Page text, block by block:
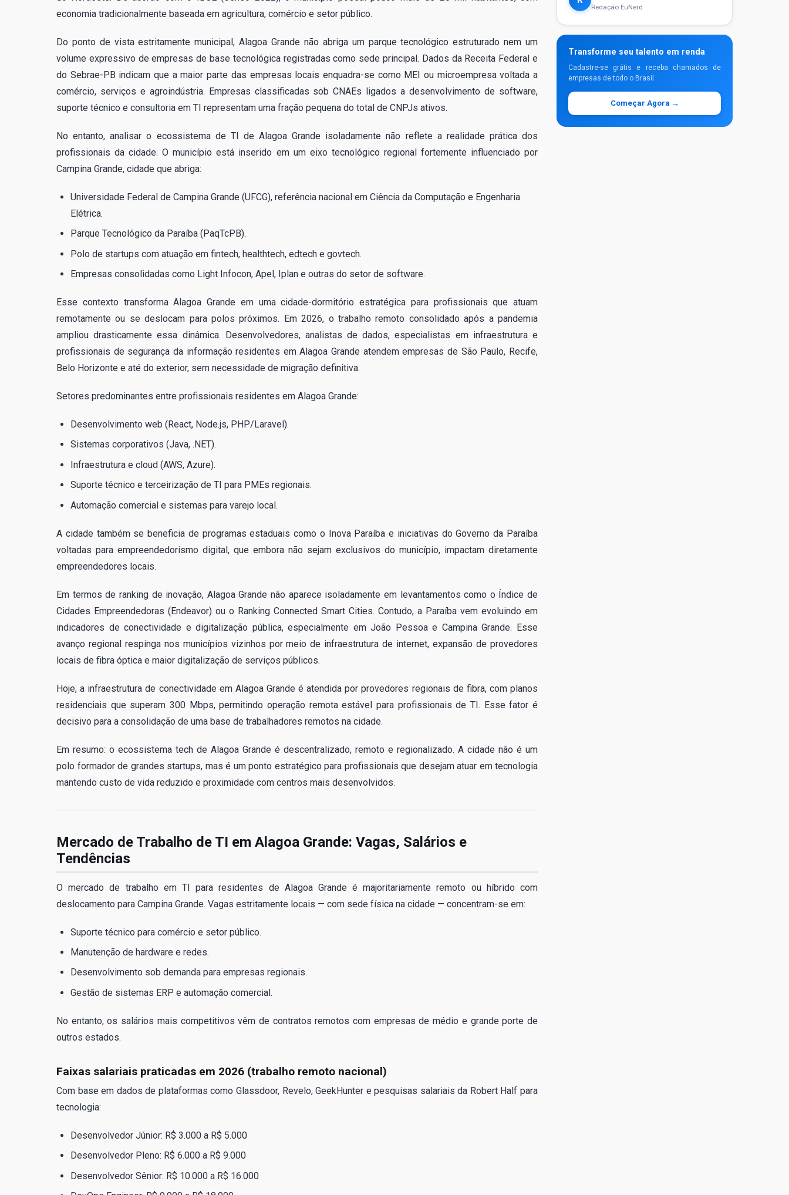
economia tradicionalmente baseada em agricultura, comércio e setor público.
Do ponto de vista estritamente municipal, Alagoa Grande não abriga um parque tecnológico estruturado nem um
volume expressivo de empresas de base tecnológica registradas como sede principal. Dados da Receita Federal e
do Sebrae-PB indicam que a maior parte das empresas locais enquadra-se como MEI ou microempresa voltada a
comércio, serviços e agroindústria. Empresas classificadas sob CNAEs ligados a desenvolvimento de software,
suporte técnico e consultoria em TI representam uma fração pequena do total de CNPJs ativos.
No entanto, analisar o ecossistema de TI de Alagoa Grande isoladamente não reflete a realidade prática dos
profissionais da cidade. O município está inserido em um eixo tecnológico regional fortemente influenciado por
Campina Grande, cidade que abriga:
Universidade Federal de Campina Grande (UFCG), referência nacional em Ciência da Computação e Engenharia
Elétrica.
Parque Tecnológico da Paraíba (PaqTcPB).
Polo de startups com atuação em fintech, healthtech, edtech e govtech.
Empresas consolidadas como Light Infocon, Apel, Iplan e outras do setor de software.
Esse contexto transforma Alagoa Grande em uma cidade-dormitório estratégica para profissionais que atuam
remotamente ou se deslocam para polos próximos. Em 2026, o trabalho remoto consolidado após a pandemia
ampliou drasticamente essa dinâmica. Desenvolvedores, analistas de dados, especialistas em infraestrutura e
profissionais de segurança da informação residentes em Alagoa Grande atendem empresas de São Paulo, Recife,
Belo Horizonte e até do exterior, sem necessidade de migração definitiva.
Setores predominantes entre profissionais residentes em Alagoa Grande:
Desenvolvimento web (React, Node.js, PHP/Laravel).
Sistemas corporativos (Java, .NET).
Infraestrutura e cloud (AWS, Azure).
Suporte técnico e terceirização de TI para PMEs regionais.
Automação comercial e sistemas para varejo local.
A cidade também se beneficia de programas estaduais como o Inova Paraíba e iniciativas do Governo da Paraíba
voltadas para empreendedorismo digital, que embora não sejam exclusivos do município, impactam diretamente
empreendedores locais.
Em termos de ranking de inovação, Alagoa Grande não aparece isoladamente em levantamentos como o Índice de
Cidades Empreendedoras (Endeavor) ou o Ranking Connected Smart Cities. Contudo, a Paraíba vem evoluindo em
indicadores de conectividade e digitalização pública, especialmente em João Pessoa e Campina Grande. Esse
avanço regional respinga nos municípios vizinhos por meio de infraestrutura de internet, expansão de provedores
locais de fibra óptica e maior digitalização de serviços públicos.
Hoje, a infraestrutura de conectividade em Alagoa Grande é atendida por provedores regionais de fibra, com planos
residenciais que superam 300 Mbps, permitindo operação remota estável para profissionais de TI. Esse fator é
decisivo para a consolidação de uma base de trabalhadores remotos na cidade.
Em resumo: o ecossistema tech de Alagoa Grande é descentralizado, remoto e regionalizado. A cidade não é um
polo formador de grandes startups, mas é um ponto estratégico para profissionais que desejam atuar em tecnologia
mantendo custo de vida reduzido e proximidade com centros mais desenvolvidos.
Mercado de Trabalho de TI em Alagoa Grande: Vagas, Salários e
Tendências
O mercado de trabalho em TI para residentes de Alagoa Grande é majoritariamente remoto ou híbrido com
deslocamento para Campina Grande. Vagas estritamente locais — com sede física na cidade — concentram-se em:
Suporte técnico para comércio e setor público.
Manutenção de hardware e redes.
Desenvolvimento sob demanda para empresas regionais.
Gestão de sistemas ERP e automação comercial.
No entanto, os salários mais competitivos vêm de contratos remotos com empresas de médio e grande porte de
outros estados.
Faixas salariais praticadas em 2026 (trabalho remoto nacional)
Com base em dados de plataformas como Glassdoor, Revelo, GeekHunter e pesquisas salariais da Robert Half para
tecnologia:
Desenvolvedor Júnior: R$ 3.000 a R$ 5.000
Desenvolvedor Pleno: R$ 6.000 a R$ 9.000
Desenvolvedor Sênior: R$ 10.000 a R$ 16.000
Redação EuNerd
Transforme seu talento em renda
Cadastre-se grátis e receba chamados de
empresas de todo o Brasil.
Começar Agora →